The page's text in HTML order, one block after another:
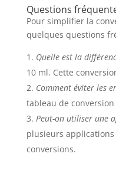
Questions
Pour simplifier la
quelques questions
Quelle est la
10 ml. Cette
Comment éviter les
tableau de
Peut-on utiliser une
plusieurs
conversions.